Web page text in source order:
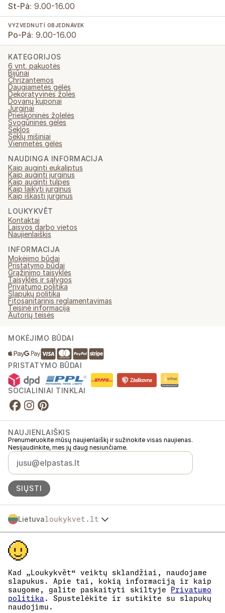
Kad „Loukykvět“ veiktų sklandžiai, naudojame
slapukus. Apie tai, kokią informaciją ir kaip
saugome, galite paskaityti skiltyje
Privatumo
politika . Spustelėkite ir sutikite su slapukų
naudojimu.
St-Pá: 9.00-16.00
VYZVEDNUTÍ OBJEDNÁVEK
Po-Pá: 9.00-16.00
KATEGORIJOS
6 vnt. pakuotės
Bijūnai
Chrizantemos
Daugiametės gėlės
Dekoratyvinės žolės
Dovanų kuponai
Jurginai
Prieskoninės žolelės
Svogūninės gėlės
Sėklos
Sėklų mišiniai
Vienmetės gėlės
NAUDINGA INFORMACIJA
Kaip auginti eukaliptus
Kaip auginti jurginus
Kaip auginti tulpes
Kaip laikyti jurginus
Kaip iškasti jurginus
LOUKYKVĚT
Kontaktai
Laisvos darbo vietos
Naujienlaiškis
INFORMACIJA
Mokėjimo būdai
Pristatymo būdai
Grąžinimo taisyklės
Taisyklės ir sąlygos
Privatumo politika
Slapukų politika
Fitosanitarinis reglamentavimas
Teisinė informacija
Autorių teisės
MOKĖJIMO BŪDAI
PRISTATYMO BŪDAI
SOCIALINIAI TINKLAI
NAUJIENLAIŠKIS
Prenumeruokite mūsų naujienlaiškį ir sužinokite visas naujienas.
Nesijaudinkite, mes jų daug nesiunčiame.
SIŲSTI
Lietuvaloukykvet.lt
Česko
Slovensko
Polska
Österreich
Deutschland
France
België
Danmark
Eesti
Loukykvět s.r.o. yra registruota Prahos miesto teismo komerciniame
registre, C skyrius, byla 268616.
EKF00180493.
Augalų pasams išduoti naudojame registracijos numerį 0636.
Mūsų įmonės kodas yra 05663687, PVM mokėtojo kodas –
CZ05663687.
Duomenų dėžutės ID yra eng827q.
EORI kodas yra CZ05663687.